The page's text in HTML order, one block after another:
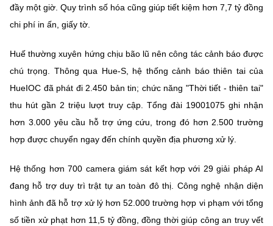
website này)
đầy một giờ. Quy trình số hóa cũng giúp tiết kiệm hơn 7,7 tỷ đồng
chi phí in ấn, giấy tờ.
Huế thường xuyên hứng chịu bão lũ nên công tác cảnh báo được
chú trọng. Thông qua Hue-S, hệ thống cảnh báo thiên tai của
HueIOC đã phát đi 2.450 bản tin; chức năng "Thời tiết - thiên tai"
thu hút gần 2 triệu lượt truy cập. Tổng đài 19001075 ghi nhận
hơn 3.000 yêu cầu hỗ trợ ứng cứu, trong đó hơn 2.500 trường
hợp được chuyển ngay đến chính quyền địa phương xử lý.
Hệ thống hơn 700 camera giám sát kết hợp với 29 giải pháp AI
đang hỗ trợ duy trì trật tự an toàn đô thị. Công nghệ nhận diện
hình ảnh đã hỗ trợ xử lý hơn 52.000 trường hợp vi phạm với tổng
số tiền xử phạt hơn 11,5 tỷ đồng, đồng thời giúp công an truy vết